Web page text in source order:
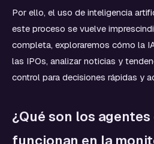
Por ello, el uso de inteligencia
este proceso se vuelve
completa, exploraremos cómo la
las IPOs, analizar noticias y
control para decisiones rápidas y
¿Qué son los
funcionan en la